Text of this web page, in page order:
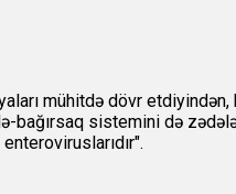
mühitdə dövr
bağırsaq sistemini də